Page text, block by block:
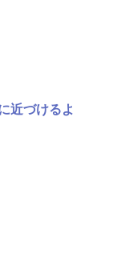
近づけるよ